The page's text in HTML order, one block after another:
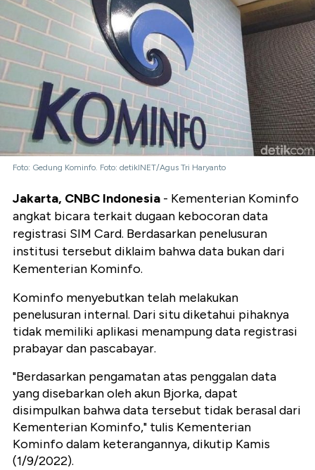
Foto: Gedung Kominfo. Foto: detikINET/Agus Tri Haryanto
Jakarta, CNBC Indonesia - Kementerian Kominfo
angkat bicara terkait dugaan kebocoran data
registrasi SIM Card. Berdasarkan penelusuran
institusi tersebut diklaim bahwa data bukan dari
Kementerian Kominfo.
Kominfo menyebutkan telah melakukan
penelusuran internal. Dari situ diketahui pihaknya
tidak memiliki aplikasi menampung data registrasi
prabayar dan pascabayar.
"Berdasarkan pengamatan atas penggalan data
yang disebarkan oleh akun Bjorka, dapat
disimpulkan bahwa data tersebut tidak berasal dari
Kementerian Kominfo," tulis Kementerian
Kominfo dalam keterangannya, dikutip Kamis
(1/9/2022).